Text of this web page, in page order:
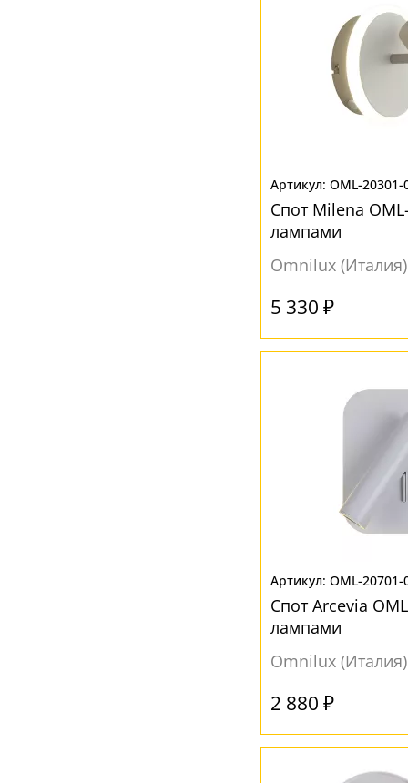
OML-20301-
Спот Milena
лампами
Omnilux (Италия)
5 330 ₽
OML-20701-
Спот Arcevia
лампами
Omnilux (Италия)
2 880 ₽